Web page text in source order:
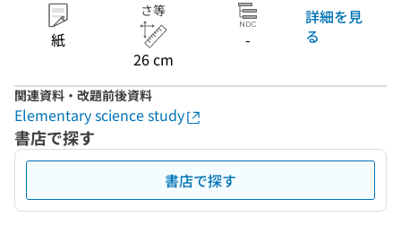
紙
さ等
26 cm
-
詳細を見
る
関連資料・改題前後資料
Elementary science study
書店で探す
書店で探す